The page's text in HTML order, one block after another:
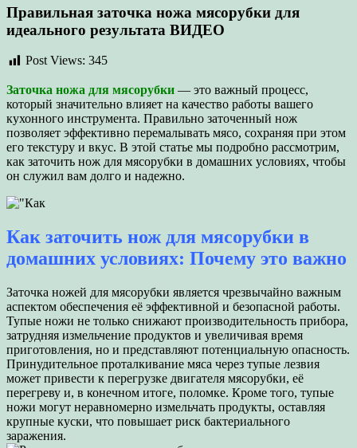
Правильная заточка ножа мясорубки для
идеального результата ВИДЕО
Post Views: 345
Заточка ножа для мясорубки — это важный процесс,
который значительно влияет на качество работы вашего
кухонного инструмента. Правильно заточенный нож
позволяет эффективно перемалывать мясо, сохраняя при этом
его текстуру и вкус. В этой статье мы подробно рассмотрим,
как заточить нож для мясорубки в домашних условиях, чтобы
он служил вам долго и надежно.
Как заточить нож для мясорубки в
домашних условиях: Почему это важно
Заточка ножей для мясорубки является чрезвычайно важным
аспектом обеспечения её эффективной и безопасной работы.
Тупые ножи не только снижают производительность прибора,
затрудняя измельчение продуктов и увеличивая время
приготовления, но и представляют потенциальную опасность.
Принудительное проталкивание мяса через тупые лезвия
может привести к перегрузке двигателя мясорубки, её
перегреву и, в конечном итоге, поломке. Кроме того, тупые
ножи могут неравномерно измельчать продукты, оставляя
крупные куски, что повышает риск бактериального
заражения.